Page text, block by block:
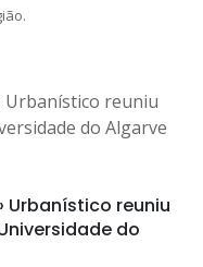
Urbanístico reuniu
do